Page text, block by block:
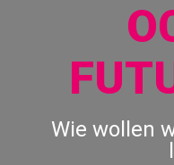
sustainable
solutions
Wie wollen